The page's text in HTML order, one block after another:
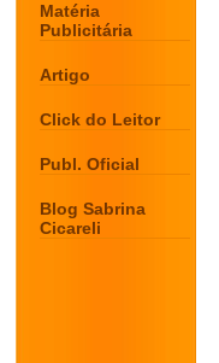
Matéria
Publicitária
Artigo
Click do Leitor
Publ. Oficial
Blog Sabrina
Cicareli